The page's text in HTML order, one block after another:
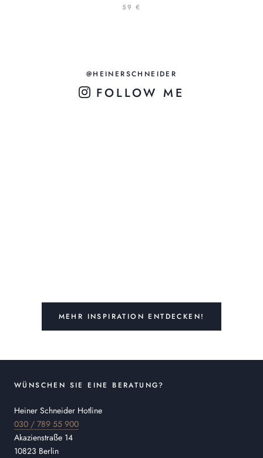
59 €
@HEINERSCHNEIDER
FOLLOW ME
MEHR INSPIRATION ENTDECKEN!
WÜNSCHEN SIE EINE BERATUNG?
Heiner Schneider Hotline
030 / 789 55 900
Akazienstraße 14
10823 Berlin